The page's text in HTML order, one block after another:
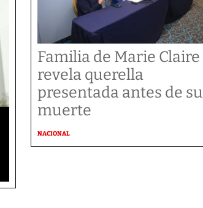
Familia de Marie Claire
revela querella
presentada antes de su
muerte
NACIONAL